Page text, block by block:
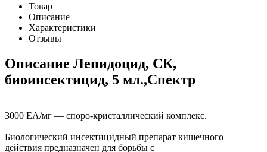
Товар
Описание
Характеристики
Отзывы
Описание Лепидоцид, СК,
биоинсектицид, 5 мл.,Спектр
3000 ЕА/мг — споро-кристаллический комплекс.
Биологический инсектицидный препарат кишечного
действия предназначен для борьбы с